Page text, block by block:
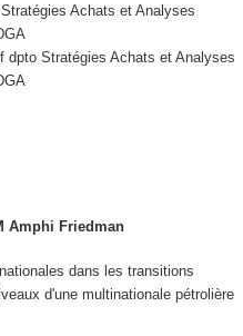
Achats et Analyses
dpto Stratégies Achats et Analyses
Amphi Friedman
dans les transitions
d'une multinationale pétrolière